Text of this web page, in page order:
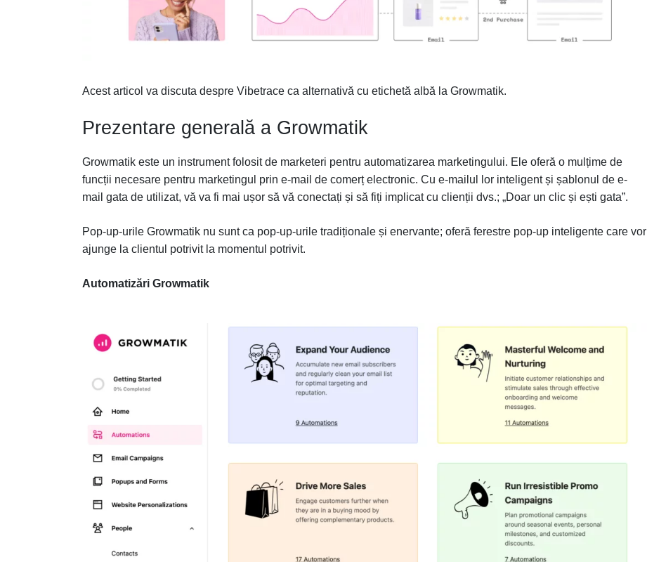
Acest articol va discuta despre Vibetrace ca alternativă cu etichetă albă la Growmatik.
Prezentare generală a Growmatik
Growmatik este un instrument folosit de marketeri pentru automatizarea marketingului. Ele oferă o mulțime de
funcții necesare pentru marketingul prin e-mail de comerț electronic. Cu e-mailul lor inteligent și șablonul de e-
mail gata de utilizat, vă va fi mai ușor să vă conectați și să fiți implicat cu clienții dvs.; „Doar un clic și ești gata”.
Pop-up-urile Growmatik nu sunt ca pop-up-urile tradiționale și enervante; oferă ferestre pop-up inteligente care vor
ajunge la clientul potrivit la momentul potrivit.
Automatizări Growmatik